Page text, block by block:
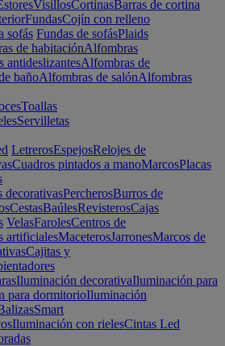
VisillosCortinasBarras de cortina
FundasCojín con relleno
sofás Fundas de sofásPlaids
de habitaciónAlfombras
antideslizantesAlfombras de
bañoAlfombras de salónAlfombras
Toallas
Servilletas
LetrerosEspejosRelojes de
Cuadros pintados a manoMarcosPlacas
decorativasPercherosBurros de
CestasBaúlesRevisterosCajas
VelasFarolesCentros de
artificialesMaceterosJarronesMarcos de
Cajitas y
Iluminación decorativaIluminación para
para dormitorioIluminación
Smart
Iluminación con rielesCintas Led